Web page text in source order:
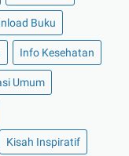
Buku
Info Kesehatan
Umum
Kisah Inspiratif